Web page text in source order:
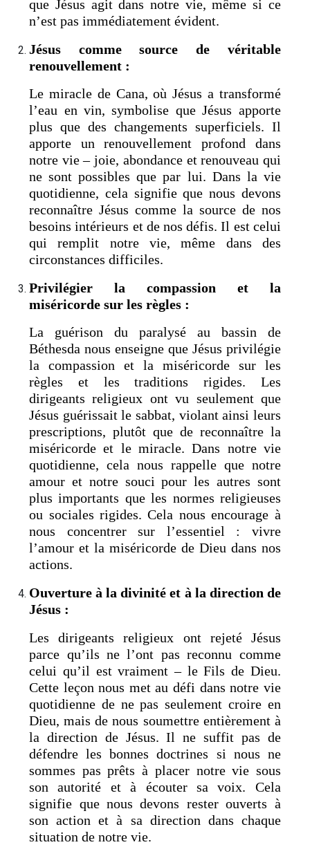
que Jésus agit dans notre vie, même si ce
n’est pas immédiatement évident.
Jésus comme source de véritable
renouvellement :
Le miracle de Cana, où Jésus a transformé
l’eau en vin, symbolise que Jésus apporte
plus que des changements superficiels. Il
apporte un renouvellement profond dans
notre vie – joie, abondance et renouveau qui
ne sont possibles que par lui. Dans la vie
quotidienne, cela signifie que nous devons
reconnaître Jésus comme la source de nos
besoins intérieurs et de nos défis. Il est celui
qui remplit notre vie, même dans des
circonstances difficiles.
Privilégier la compassion et la
miséricorde sur les règles :
La guérison du paralysé au bassin de
Béthesda nous enseigne que Jésus privilégie
la compassion et la miséricorde sur les
règles et les traditions rigides. Les
dirigeants religieux ont vu seulement que
Jésus guérissait le sabbat, violant ainsi leurs
prescriptions, plutôt que de reconnaître la
miséricorde et le miracle. Dans notre vie
quotidienne, cela nous rappelle que notre
amour et notre souci pour les autres sont
plus importants que les normes religieuses
ou sociales rigides. Cela nous encourage à
nous concentrer sur l’essentiel : vivre
l’amour et la miséricorde de Dieu dans nos
actions.
Ouverture à la divinité et à la direction de
Jésus :
Les dirigeants religieux ont rejeté Jésus
parce qu’ils ne l’ont pas reconnu comme
celui qu’il est vraiment – le Fils de Dieu.
Cette leçon nous met au défi dans notre vie
quotidienne de ne pas seulement croire en
Dieu, mais de nous soumettre entièrement à
la direction de Jésus. Il ne suffit pas de
défendre les bonnes doctrines si nous ne
sommes pas prêts à placer notre vie sous
son autorité et à écouter sa voix. Cela
signifie que nous devons rester ouverts à
son action et à sa direction dans chaque
situation de notre vie.